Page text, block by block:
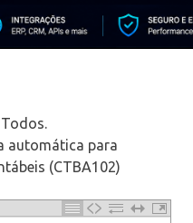
Todos.
automática para
(CTBA102)